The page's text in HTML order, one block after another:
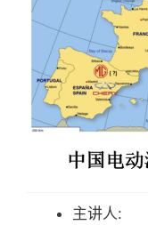
主讲人: